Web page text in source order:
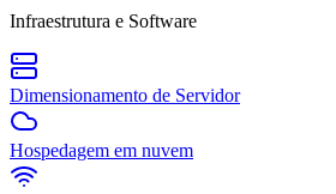
Infraestrutura e Software
Dimensionamento de Servidor
Hospedagem em nuvem